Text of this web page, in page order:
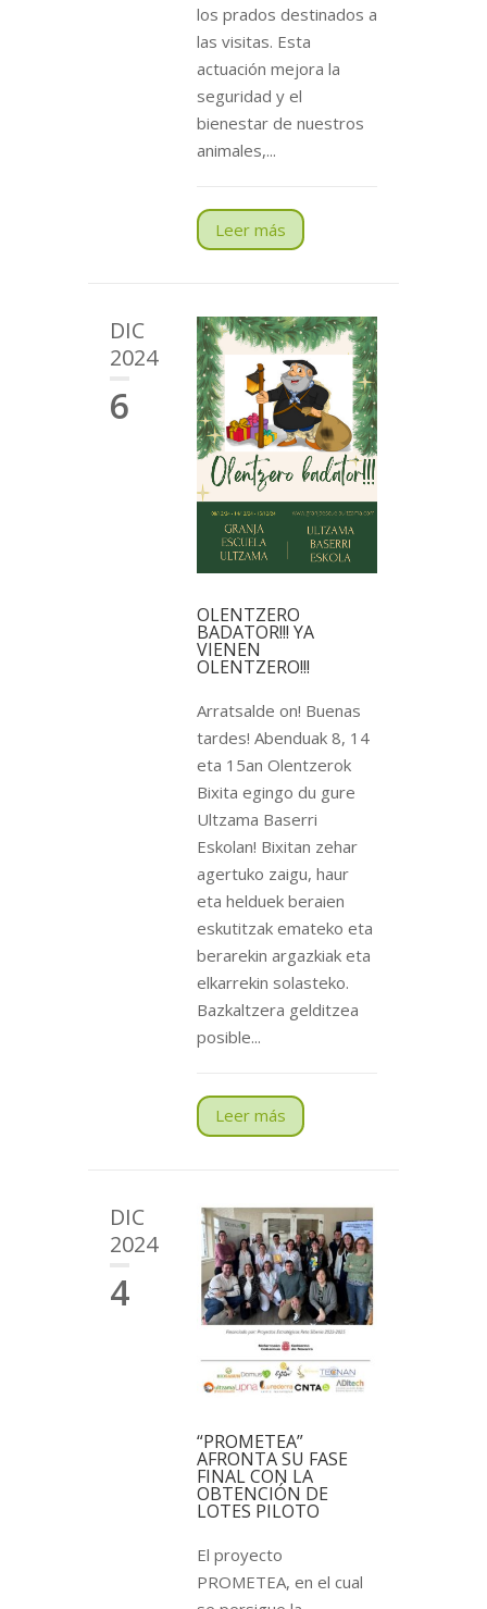
los prados destinados a
las visitas. Esta
actuación mejora la
seguridad y el
bienestar de nuestros
animales,...
Leer más
DIC
2024
6
OLENTZERO
BADATOR!!! YA
VIENEN
OLENTZERO!!!
Arratsalde on! Buenas
tardes! Abenduak 8, 14
eta 15an Olentzerok
Bixita egingo du gure
Ultzama Baserri
Eskolan! Bixitan zehar
agertuko zaigu, haur
eta helduek beraien
eskutitzak emateko eta
berarekin argazkiak eta
elkarrekin solasteko.
Bazkaltzera gelditzea
posible...
Leer más
DIC
2024
4
“PROMETEA”
AFRONTA SU FASE
FINAL CON LA
OBTENCIÓN DE
LOTES PILOTO
El proyecto
PROMETEA, en el cual